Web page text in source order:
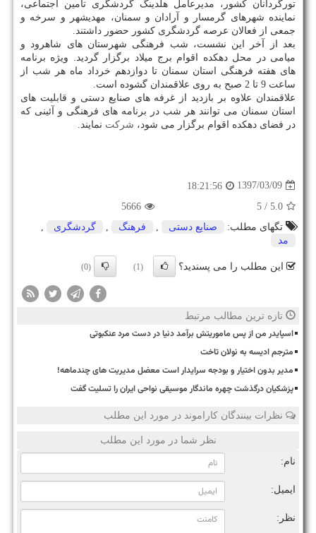
تورگردانان كشور، مدیرعامل هلدینگ گردشگری تامین اجتماعی،
نماینده شهرهای گرمسار و آرادان و سمنان، مهدیشهر و سرخه و
جمعی از فعالان عرصه گردشگری كشور حضور داشتند.
بعد از آخر این نشست، شب فرهنگی شهرستان های شاهرود و
میامی در محل دهكده اقوام برج میلاد برگزار گردید. ویژه برنامه
های هفته فرهنگی استان سمنان تا دوازدهم خرداد ماه هر شب از
ساعت 9 تا 2 صبح به روی علاقمندان گشوده است.
علاقمندان علاوه بر بازدید از غرفه های صنایع دستی و قابلیت های
استان سمنان می توانند هر شب در برنامه های فرهنگی و آئینی كه
در فضای دهكده اقوام برگزار می شود، شركت نمایند.
1397/03/09
18:21:56
5.0
/ 5
5666
تگهای مطلب:
صنایع دستی , فرهنگ , گردشگری
,
مد
این مطلب را می پسندید؟ (1)
(0)
تازه ترین مطالب مرتبط
اسپایدر من از پس ماموریتش برآمد دنیا در دست مرد عنکبوتی
مترجم ادیسه به نولان تاخت
مدیر بدون اختیار و بودجه سرایدار است معضل مدیریت های چندماهه!
پزشکیان درگذشت چهره ماندگار موسیقی نواحی ایران را تسلیت گفت
نظرات بینندگان کاراموند در مورد این مطلب
نظر شما در مورد این مطلب
نام:
ایمیل:
نظر: